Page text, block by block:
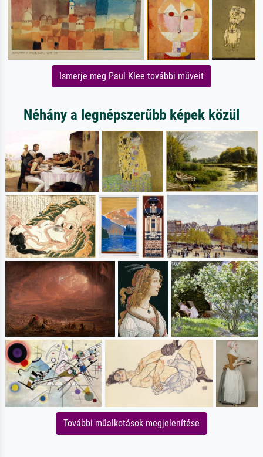
Ismerje meg Paul Klee további műveit
Néhány a legnépszerűbb képek közül
További műalkotások megjelenítése